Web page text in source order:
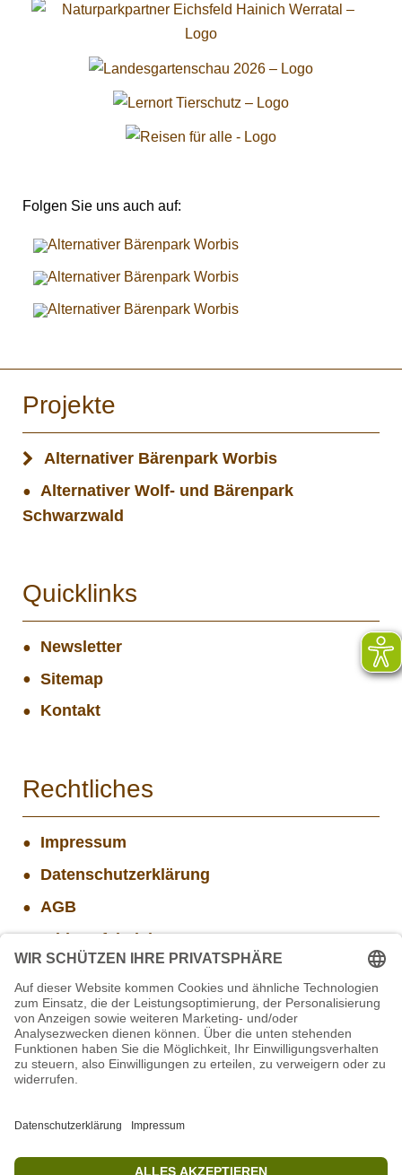
Folgen Sie uns auch auf:
Projekte
Alternativer Bärenpark Worbis
Alternativer Wolf- und Bärenpark
Schwarzwald
Quicklinks
Newsletter
Sitemap
Kontakt
Rechtliches
Impressum
Datenschutzerklärung
AGB
Widerrufsbelehrung
Aktuelle Stellenangebote
Projekt WORBIS Praktikum: Technik (ab Herbst)